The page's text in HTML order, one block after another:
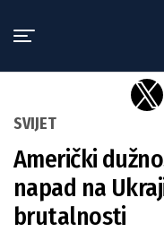
SVIJET
Američki
napad na
brutalnosti